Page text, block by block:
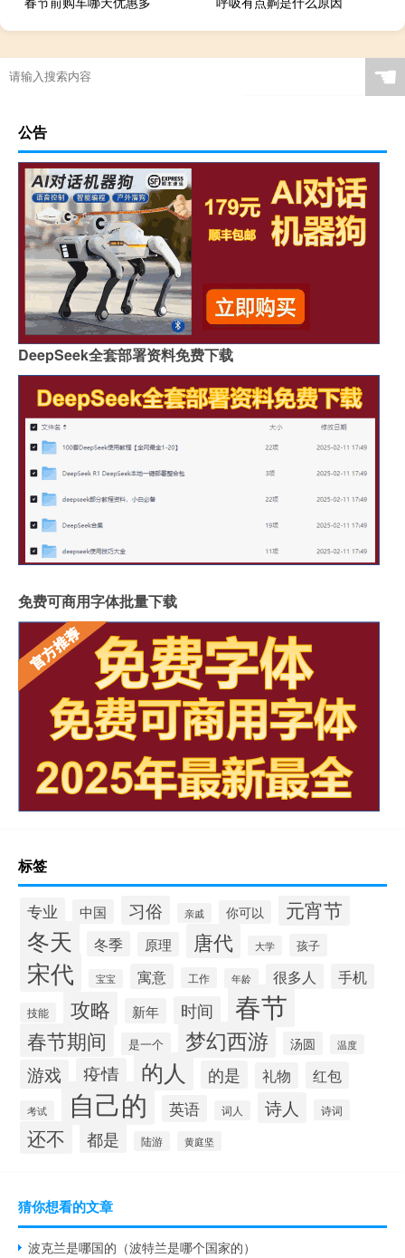
☚
公告
DeepSeek全套部署资料免费下载
免费可商用字体批量下载
标签
专业 中国 习俗 亲戚 你可以 元宵节
冬天 冬季 原理 唐代 大学 孩子
宋代 宝宝 寓意 工作 年龄 很多人 手机
技能 攻略 新年 时间 春节
春节期间 是一个 梦幻西游 汤圆 温度
游戏 疫情 的人 的是 礼物 红包
考试 自己的 英语 词人 诗人 诗词
还不 都是 陆游 黄庭坚
猜你想看的文章
波克兰是哪国的（波特兰是哪个国家的）